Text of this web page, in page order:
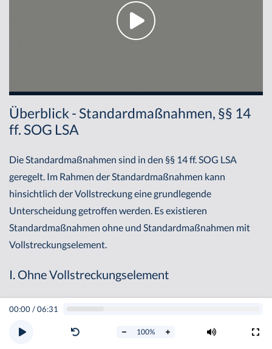
00:00/06:31
100%
Überblick - Standardmaßnahmen, §§ 14
ff. SOG LSA
Die Standardmaßnahmen sind in den §§ 14 ff. SOG LSA
geregelt. Im Rahmen der Standardmaßnahmen kann
hinsichtlich der Vollstreckung eine grundlegende
Unterscheidung getroffen werden. Es existieren
Standardmaßnahmen ohne und Standardmaßnahmen mit
Vollstreckungselement.
I. Ohne Vollstreckungselement
Standardmaßnahmen ohne Vollstreckungselement
ermächtigen. Beispiel: Platzverweis, § 36 SOG LSA. Danach